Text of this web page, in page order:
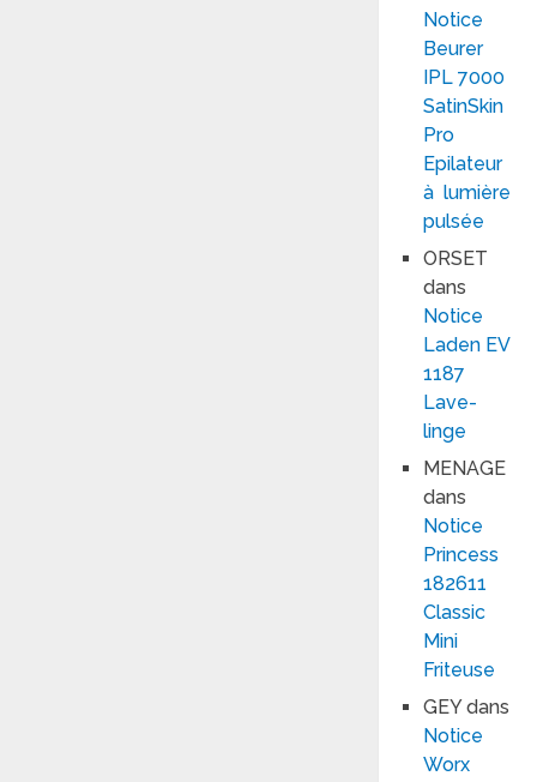
Notice
Beurer
IPL 7000
SatinSkin
Pro
Epilateur
à lumière
pulsée
ORSET
dans
Notice
Laden EV
1187
Lave-
linge
MENAGE
dans
Notice
Princess
182611
Classic
Mini
Friteuse
GEYdans
Notice
Worx